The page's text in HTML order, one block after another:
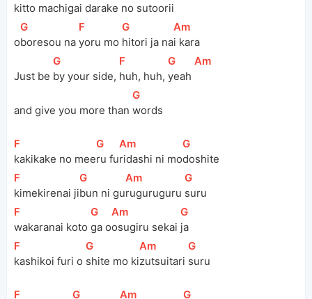
kitto machigai darake no sutoorii
o
[
G
boresou na
[F
yoru mo
[
G
hitori ja na
[
Am
i kara
Just be
[
G
by your side,
[F
huh, huh,
[
G
yeah
[
Am
and give you more than
[
G
words
[F
kakikake no mee
[
G
ru fu
[
Am
ridashi ni mo
[
G
doshite
[F
kimekirenai ji
[
G
bun ni gu
[
Am
ruguruguru
[
G
suru
[F
wakaranai koto
[
G
ga o
[
Am
osugiru sekai
[
G
ja
[F
kashikoi furi o
[
G
shite mo ki
[
Am
zutsuitari
[
G
suru
[F [
G [
Am [
G